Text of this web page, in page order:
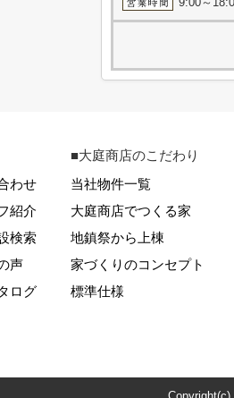
わせ
紹介
検索
声
ログ
■大庭商店のこだわり
当社物件一覧
大庭商店でつくる家
地鎮祭から上棟
家づくりのコンセプト
標準仕様